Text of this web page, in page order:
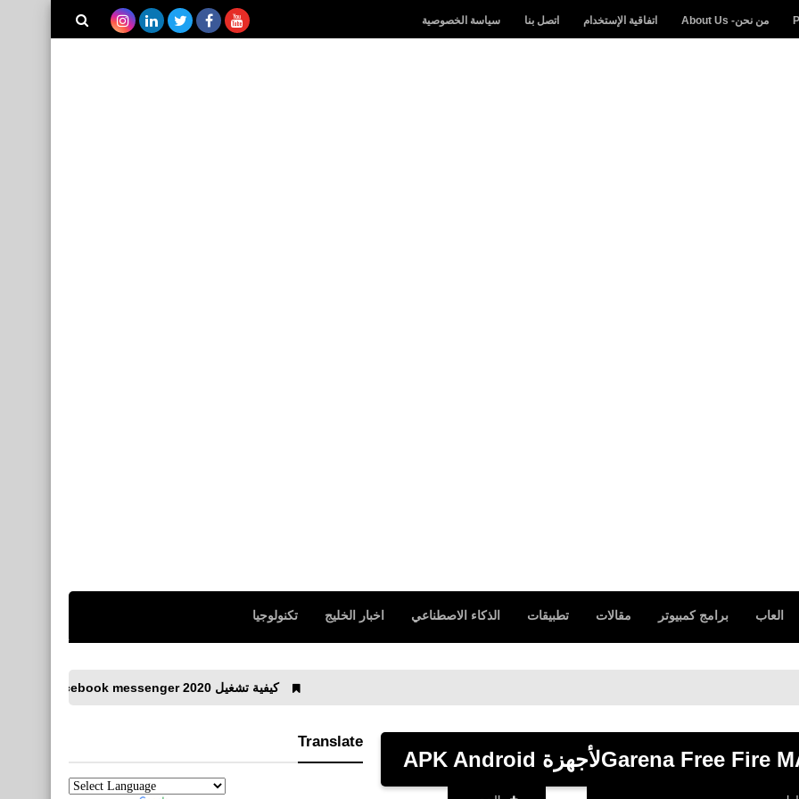
من نحن- About Us اتفاقية الإستخدام اتصل بنا سياسة الخصوصية
العاب برامج كمبيوتر مقالات تطبيقات الذكاء الاصطناعي اخبار الخليج تكنولوجيا
كيفية تشغيل 2020 facebook messenger للكمبيوتر مجاناً
Translate